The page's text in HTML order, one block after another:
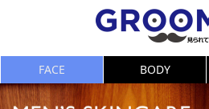
FACE BODY